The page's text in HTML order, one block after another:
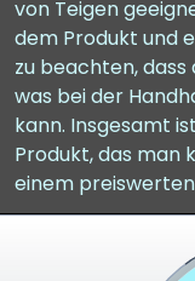
von Teigen
dem Produkt und
zu beachten,
was bei der
kann. Insgesamt
Produkt, das man
einem